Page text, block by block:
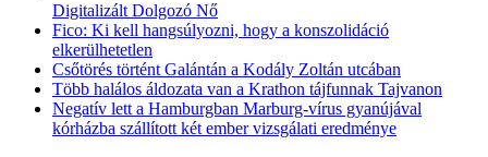
Digitalizált Dolgozó Nő
Fico: Ki kell hangsúlyozni, hogy a konszolidáció
elkerülhetetlen
Csőtörés történt Galántán a Kodály Zoltán utcában
Több halálos áldozata van a Krathon tájfunnak Tajvanon
Negatív lett a Hamburgban Marburg-vírus gyanújával
kórházba szállított két ember vizsgálati eredménye